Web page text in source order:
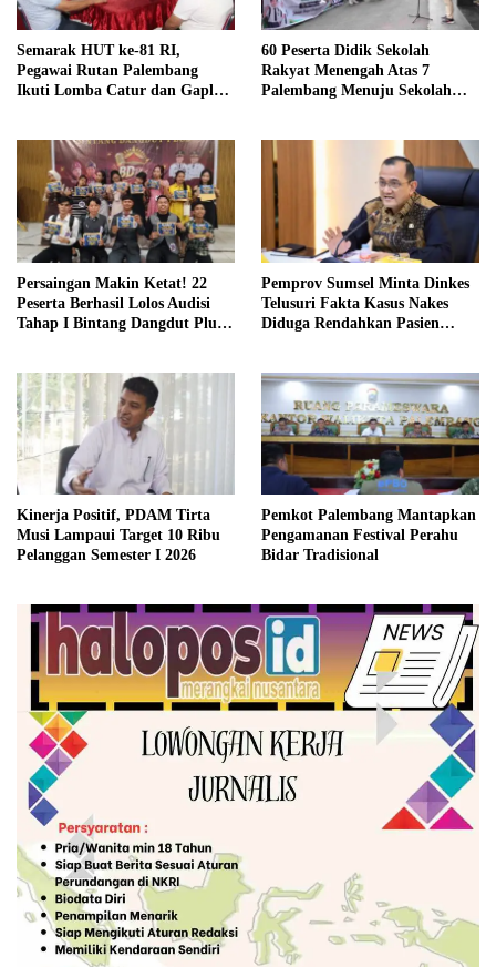
Semarak HUT ke-81 RI,
Pegawai Rutan Palembang
Ikuti Lomba Catur dan Gaple
60 Peserta Didik Sekolah
Rakyat Menengah Atas 7
Palembang Menuju Sekolah
Persaingan Makin Ketat! 22
Peserta Berhasil Lolos Audisi
Tahap I Bintang Dangdut Plus
Pemprov Sumsel Minta Dinkes
Telusuri Fakta Kasus Nakes
Diduga Rendahkan Pasien
Kinerja Positif, PDAM Tirta
Musi Lampaui Target 10 Ribu
Pelanggan Semester I 2026
Pemkot Palembang Mantapkan
Pengamanan Festival Perahu
Bidar Tradisional